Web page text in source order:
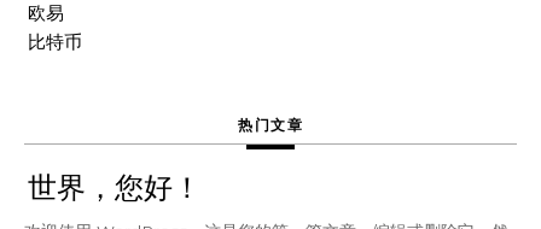
欧易
比特币
热门文章
世界，您好！